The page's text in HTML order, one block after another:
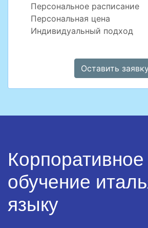
Персональное расписание
Персональная цена
Индивидуальный подход
Оставить заявку
Корпоративное
обучение
языку